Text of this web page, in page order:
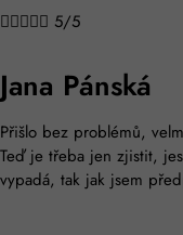
 5/5
Jana Pánská
Přišlo bez problémů,
Teď je třeba jen zjistit,
vypadá, tak jak jsem